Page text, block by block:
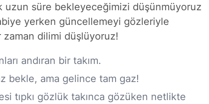
uzun süre bekleyeceğimizi düşünmüyoruz
yerken güncellemeyi gözleriyle
dilimi düşlüyoruz!
andıran bir takım.
bekle, ama gelince tam gaz!
tıpkı gözlük takınca gözüken netlikte